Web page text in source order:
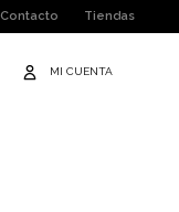
Contacto Tiendas